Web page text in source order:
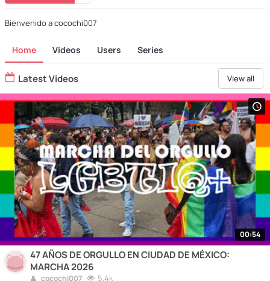
Bienvenido a cocochi007
Home Videos Users Series
Latest Videos View all
00:54
47 AÑOS DE ORGULLO EN CIUDAD DE MÉXICO:
MARCHA 2026
cocochi007 5.4k